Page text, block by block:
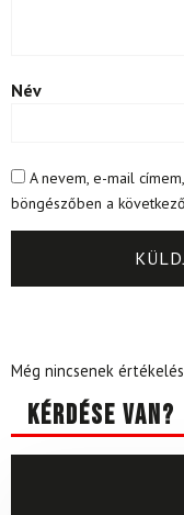
Név
A nevem, e-mail
böngészőben a
Még nincsenek
Kérdése van?